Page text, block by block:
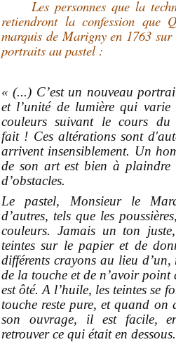
Les personnes que la
retiendront la confession que
marquis de Marigny en 1763
portraits au pastel :
« (...) C’est un nouveau
et l’unité de lumière qui
couleurs suivant le cours
fait ! Ces altérations sont
arrivent insensiblement. Un
de son art est bien à plaindre
d’obstacles.
Le pastel, Monsieur le
d’autres, tels que les
couleurs. Jamais un ton
teintes sur le papier et de
différents crayons au lieu
de la touche et de n’avoir point
est ôté. A l’huile, les teintes se
touche reste pure, et quand on
son ouvrage, il est facile,
retrouver ce qui était en dessous.